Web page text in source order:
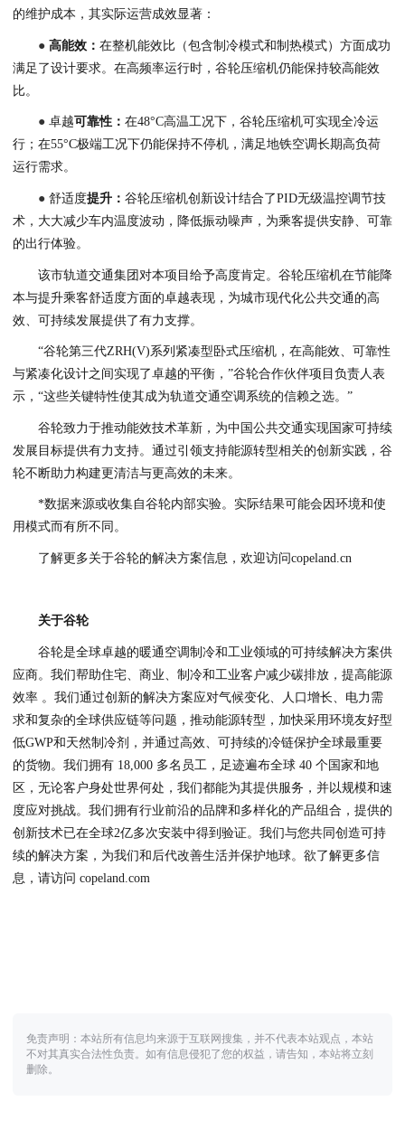
的维护成本，其实际运营成效显著：
● 高能效 ： 在整机能效比（包含制冷模式和制热模式）方面成功
满足了设计要求。在高频率运行时，谷轮压缩机仍能保持较高能效
比。
● 卓越可靠性： 在48°C高温工况下，谷轮压缩机可实现全冷运
行；在55°C极端工况下仍能保持不停机，满足地铁空调长期高负荷
运行需求。
● 舒适度提升 ： 谷轮压缩机创新设计结合了PID无级温控调节技
术，大大减少车内温度波动，降低振动噪声，为乘客提供安静、可靠
的出行体验。
该市轨道交通集团对本项目给予高度肯定。谷轮压缩机在节能降
本与提升乘客舒适度方面的卓越表现，为城市现代化公共交通的高
效、可持续发展提供了有力支撑。
“谷轮第三代ZRH(V)系列紧凑型卧式压缩机，在高能效、可靠性
与紧凑化设计之间实现了卓越的平衡，”谷轮合作伙伴项目负责人表
示，“这些关键特性使其成为轨道交通空调系统的信赖之选。”
谷轮致力于推动能效技术革新，为中国公共交通实现国家可持续
发展目标提供有力支持。通过引领支持能源转型相关的创新实践，谷
轮不断助力构建更清洁与更高效的未来。
*数据来源或收集自谷轮内部实验。实际结果可能会因环境和使
用模式而有所不同。
了解更多关于谷轮的解决方案信息，欢迎访问copeland.cn
关于谷轮
谷轮是全球卓越的暖通空调制冷和工业领域的可持续解决方案供
应商。我们帮助住宅、商业、制冷和工业客户减少碳排放，提高能源
效率 。我们通过创新的解决方案应对气候变化、人口增长、电力需
求和复杂的全球供应链等问题，推动能源转型，加快采用环境友好型
低GWP和天然制冷剂，并通过高效、可持续的冷链保护全球最重要
的货物。我们拥有 18,000 多名员工，足迹遍布全球 40 个国家和地
区，无论客户身处世界何处，我们都能为其提供服务，并以规模和速
度应对挑战。我们拥有行业前沿的品牌和多样化的产品组合，提供的
创新技术已在全球2亿多次安装中得到验证。我们与您共同创造可持
续的解决方案，为我们和后代改善生活并保护地球。欲了解更多信
息，请访问 copeland.com
免责声明：本站所有信息均来源于互联网搜集，并不代表本站观点，本站
不对其真实合法性负责。如有信息侵犯了您的权益，请告知，本站将立刻
删除。